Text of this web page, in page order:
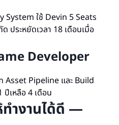
ใช้ Devin 5 Seats
ประหยัดเวลา 18 เดือนเมื่อ
Developer
Asset Pipeline และ Build
ปีเหลือ 4 เดือน
ำงานได้ดี —